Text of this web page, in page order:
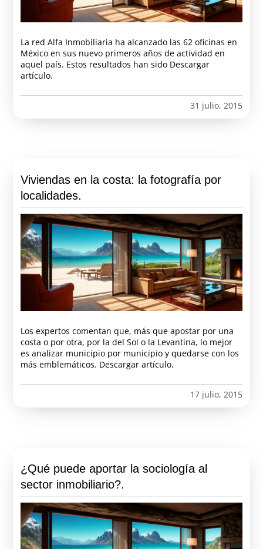
La red Alfa Inmobiliaria ha alcanzado las 62 oficinas en
México en sus nuevo primeros años de actividad en
aquel país. Estos resultados han sido Descargar
artículo.
31 julio, 2015
Viviendas en la costa: la fotografía por
localidades.
Los expertos comentan que, más que apostar por una
costa o por otra, por la del Sol o la Levantina, lo mejor
es analizar municipio por municipio y quedarse con los
más emblemáticos. Descargar artículo.
17 julio, 2015
¿Qué puede aportar la sociología al
sector inmobiliario?.